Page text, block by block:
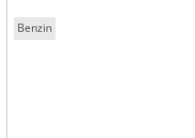
Benzin